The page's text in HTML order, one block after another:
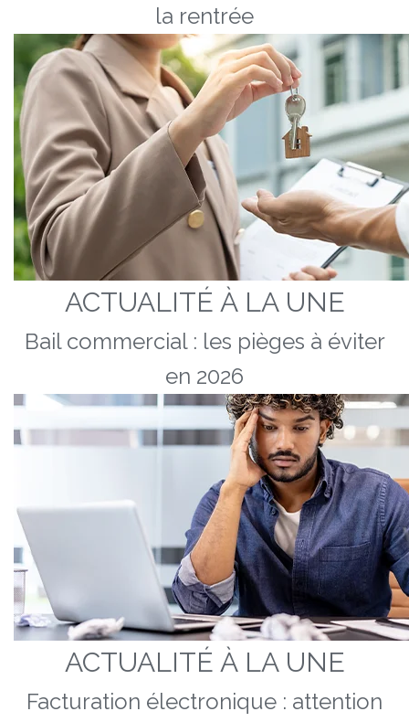
la rentrée
ACTUALITÉ À LA UNE
Bail commercial : les pièges à éviter
en 2026
ACTUALITÉ À LA UNE
Facturation électronique : attention